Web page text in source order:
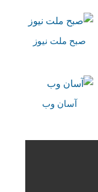
صبح ملت نیوز
آسان وب